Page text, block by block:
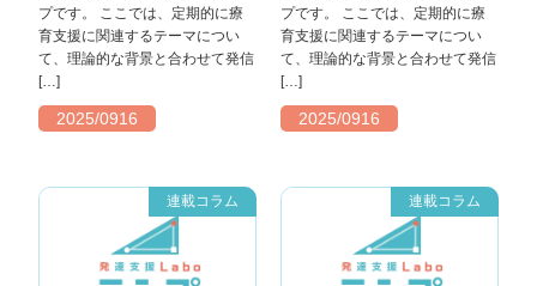
プです。 ここでは、定期的に療
育支援に関連するテーマについ
て、理論的な背景と合わせて発信
[…]
2025/0916
プです。 ここでは、定期的に療
育支援に関連するテーマについ
て、理論的な背景と合わせて発信
[…]
2025/0916
連載コラム 連載コラム